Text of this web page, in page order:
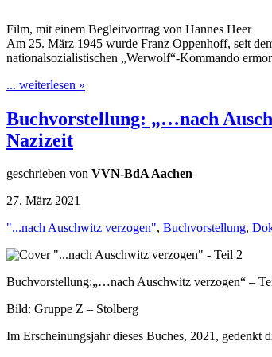
Film, mit einem Begleitvortrag von Hannes Heer
Am 25. März 1945 wurde Franz Oppenhoff, seit
nationalsozialistischen „Werwolf“-Kommando
... weiterlesen »
Buchvorstellung: „…nach
Nazizeit
geschrieben von VVN-BdA Aachen
27. März 2021
"...nach Auschwitz verzogen", Buchvorstellung,
Buchvorstellung:„…nach Auschwitz verzogen“ –
Bild: Gruppe Z – Stolberg
Im Erscheinungsjahr dieses Buches, 2021,